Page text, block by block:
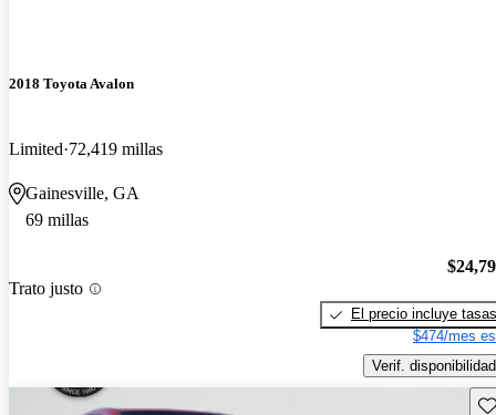
2018 Toyota Avalon
Limited 72,419 millas
Gainesville, GA
69 millas
Trato justo
El precio incluye tasas
$474/mes
Verif. disponibilidad